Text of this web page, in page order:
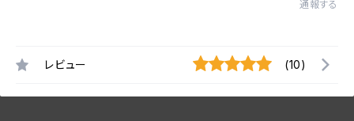
通報する
レビュー (10)